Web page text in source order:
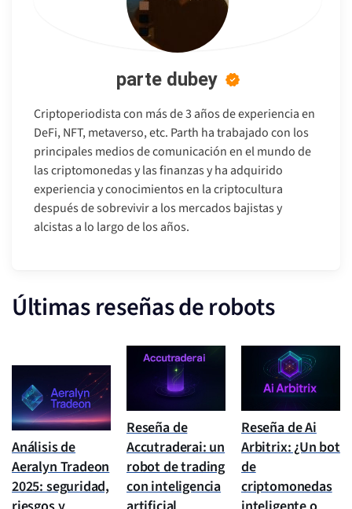
parte dubey
Criptoperiodista con más de 3 años de experiencia en
DeFi, NFT, metaverso, etc. Parth ha trabajado con los
principales medios de comunicación en el mundo de
las criptomonedas y las finanzas y ha adquirido
experiencia y conocimientos en la criptocultura
después de sobrevivir a los mercados bajistas y
alcistas a lo largo de los años.
Últimas reseñas de robots
Análisis de
Aeralyn Tradeon
2025: seguridad,
Reseña de
Accutraderai: un
robot de trading
con inteligencia
Reseña de Ai
Arbitrix: ¿Un bot
de
criptomonedas